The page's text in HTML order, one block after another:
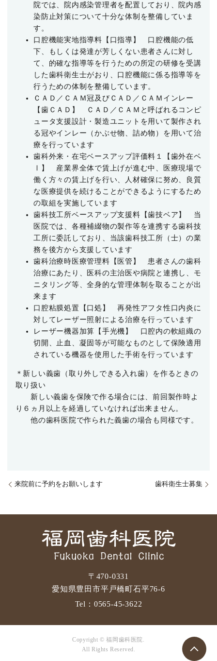
院では、院内感染管理者を配置しており、院内感
染防止対策について十分な体制を整備していま
す。
口腔機能実地指導料【口指導】 口腔機能の低
下、もしくは発達が芳しくない患者さんに対し
て、的確な指導等を行うための所定の研修を受講
した歯科衛生士がおり、口腔機能に係る指導等を
行うための体制を整備しています。
ＣＡＤ／ＣＡＭ冠及びＣＡＤ／ＣＡＭインレー
【歯ＣＡＤ】
ＣＡＤ／ＣＡＭと呼ばれるコンピ
ュータ支援設計・製造ユニットを用いて製作され
る冠やインレー（かぶせ物、詰め物）を用いて治
療を行っています
歯科外来・在宅ベースアップ評価料１【歯外在ベ
Ⅰ】 産業界全体で賃上げが進む中、医療現場で
働く方々の賃上げを行い、人材確保に努め、良質
な医療提供を続けることができるようにするため
の取組を実施しています
歯科技工所ベースアップ支援料【歯技ベア】 当
医院では、各種補綴物の製作等を連携する歯科技
工所に委託しており、当該歯科技工所（士）の業
務を後方から支援しています
歯科治療時医療管理料 【医管】 患者さんの歯科
治療にあたり、医科の主治医や病院と連携し、モ
ニタリング等、全身的な管理体制を取ることが出
来ます
口腔粘膜処置【口処】再発性アフタ性口内炎に
対してレーザー照射による治療を行っています
レーザー機器加算【手光機】 口腔内の軟組織の
切開、止血、凝固等が可能なものとして保険適用
されている機器を使用 した手術を行っています
＊新しい義歯（取り外しできる入れ歯）を作るときの
取り扱い
新しい義歯を保険で作る場合には、前回製作時よ
り６ヵ月以上を経過していなければ出来 ません。
他の歯科医院で作られた義歯の場合も同様です。
来院前に予約をお願いします 歯科衛生士募集
〒470-0331
愛知県豊田市平戸橋町石平76-6
Tel： 0565-45-3622
Copyright © 福岡歯科医院.
All Rights Reserved.